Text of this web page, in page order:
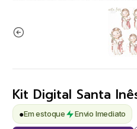
Kit Digital Santa
●Em estoque Envio Imediato